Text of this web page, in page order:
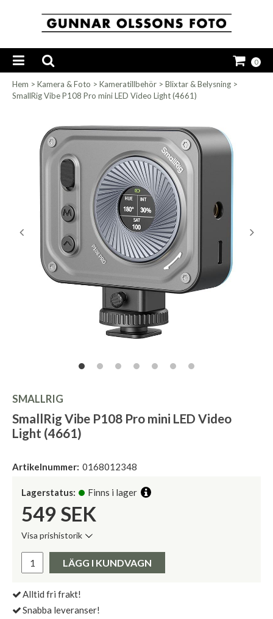
0
Hem > Kamera & Foto > Kameratillbehör > Blixtar & Belysning >
SmallRig Vibe P108 Pro mini LED Video Light (4661)
SMALLRIG
SmallRig Vibe P108 Pro mini LED Video
Light (4661)
Artikelnummer: 0168012348
Lagerstatus: Finns i lager
549 SEK
Visa prishistorik
Pris:
LÄGG I KUNDVAGN
Alltid fri frakt!
Snabba leveranser!